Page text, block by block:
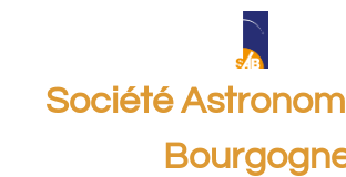
Société